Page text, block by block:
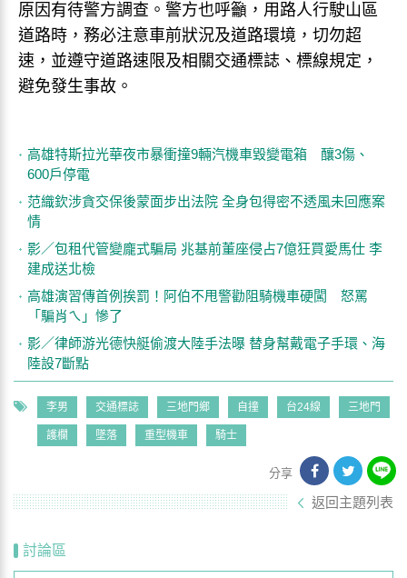
原因有待警方調查。警方也呼籲，用路人行駛山區
道路時，務必注意車前狀況及道路環境，切勿超
速，並遵守道路速限及相關交通標誌、標線規定，
避免發生事故。
高雄特斯拉光華夜市暴衝撞9輛汽機車毀變電箱 釀3傷、
600戶停電
范織欽涉貪交保後蒙面步出法院 全身包得密不透風未回應案
情
影／包租代管變龐式騙局 兆基前董座侵占7億狂買愛馬仕 李
建成送北檢
高雄演習傳首例挨罰！阿伯不甩警勸阻騎機車硬闖 怒罵
「騙肖ㄟ」慘了
影／律師游光德快艇偷渡大陸手法曝 替身幫戴電子手環、海
陸設7斷點
李男 交通標誌 三地門鄉 自撞 台24線 三地門
護欄 墜落 重型機車 騎士
分享
返回主題列表
討論區